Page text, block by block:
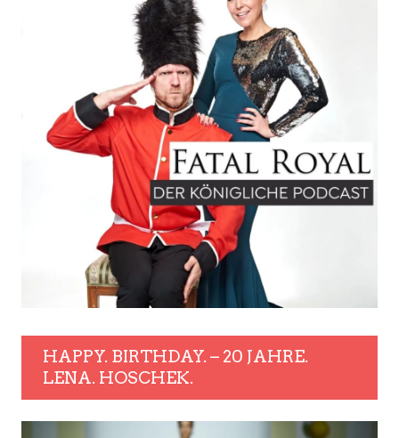
HAPPY. BIRTHDAY. – 20 JAHRE.
LENA. HOSCHEK.